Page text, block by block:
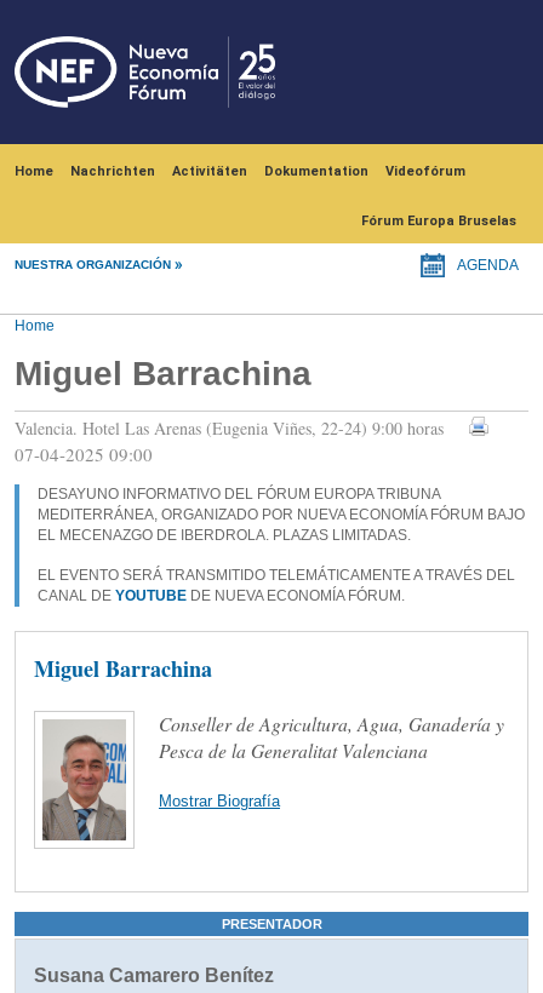
Home Nachrichten Activitäten Dokumentation Videofórum
Fórum Europa Bruselas
NUESTRA ORGANIZACIÓN AGENDA
Home
Miguel Barrachina
Valencia. Hotel Las Arenas (Eugenia Viñes, 22-24) 9:00 horas
07-04-2025 09:00
DESAYUNO INFORMATIVO DEL FÓRUM EUROPA TRIBUNA
MEDITERRÁNEA, ORGANIZADO POR NUEVA ECONOMÍA FÓRUM BAJO
EL MECENAZGO DE IBERDROLA. PLAZAS LIMITADAS.
EL EVENTO SERÁ TRANSMITIDO TELEMÁTICAMENTE A TRAVÉS DEL
CANAL DE YOUTUBE DE NUEVA ECONOMÍA FÓRUM.
Miguel Barrachina
Conseller de Agricultura, Agua, Ganadería y
Pesca de la Generalitat Valenciana
Mostrar Biografía
PRESENTADOR
Susana Camarero Benítez